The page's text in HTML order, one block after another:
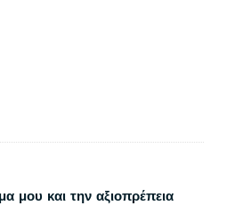
μου και την αξιοπρέπεια